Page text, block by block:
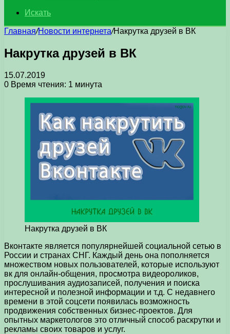
Искать
Главная/Новости интернета/Накрутка друзей в ВК
Накрутка друзей в ВК
15.07.2019
0 Время чтения: 1 минута
Накрутка друзей в ВК
Вконтакте является популярнейшей социальной сетью в
России и странах СНГ. Каждый день она пополняется
множеством новых пользователей, которые используют
вк для онлайн-общения, просмотра видеороликов,
прослушивания аудиозаписей, получения и поиска
интересной и полезной информации и т.д. С недавнего
времени в этой соцсети появилась возможность
продвижения собственных бизнес-проектов. Для
опытных маркетологов это отличный способ раскрутки и
рекламы своих товаров и услуг.